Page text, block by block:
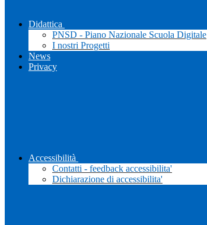
Didattica
PNSD - Piano Nazionale Scuola Digitale
I nostri Progetti
News
Privacy
Accessibilità
Contatti - feedback accessibilita'
Dichiarazione di accessibilita'